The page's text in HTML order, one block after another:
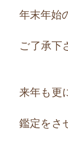
年末年始
ご了承下
来年も更
鑑定をさ